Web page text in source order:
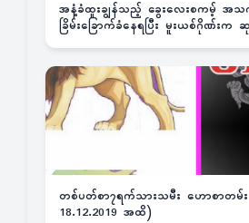
အနံ့ခံထူးချွန်သည့် ခွေးလေးစကမ့် အသ
ခြိမ်းခြောက်ခံနေရပြီး မူးယစ်ဂိုဏ်းက
တစ်ပတ်စာ၇ရက်သားသမီး ဟောစာတမ်း
18.12.2019 အထိ)